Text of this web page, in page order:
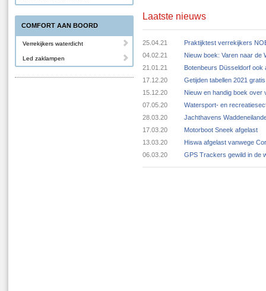
Laatste nieuws
25.04.21
Praktijktest verrekijkers
04.02.21
Nieuw boek: Varen naar de
21.01.21
Botenbeurs Düsseldorf ook
17.12.20
Getijden tabellen 2021
15.12.20
Nieuw en handig boek over
07.05.20
Watersport- en
28.03.20
Jachthavens
17.03.20
Motorboot Sneek afgelast
13.03.20
Hiswa afgelast vanwege
06.03.20
GPS Trackers gewild in de
COMFORT AAN BOORD
Verrekijkers waterdicht
Led zaklampen